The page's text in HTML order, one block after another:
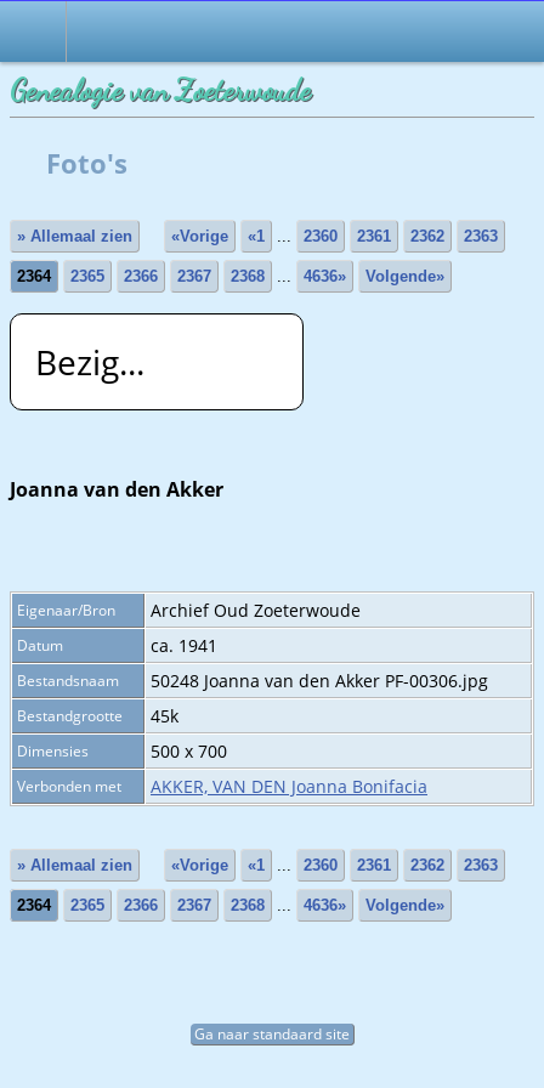
Genealogie van Zoeterwoude
Foto's
» Allemaal zien «Vorige «1 ... 2360 2361 2362 2363
2364 2365 2366 2367 2368 ... 4636» Volgende»
Bezig...
Joanna van den Akker
Eigenaar/Bron Archief Oud Zoeterwoude
Datum ca. 1941
Bestandsnaam 50248 Joanna van den Akker PF-00306.jpg
Bestandgrootte 45k
Dimensies 500 x 700
Verbonden met AKKER, VAN DEN Joanna Bonifacia
» Allemaal zien «Vorige «1 2360 2361 2362 2363
2364 2365 2366 2367 2368 4636» Volgende»
Ga naar standaard site